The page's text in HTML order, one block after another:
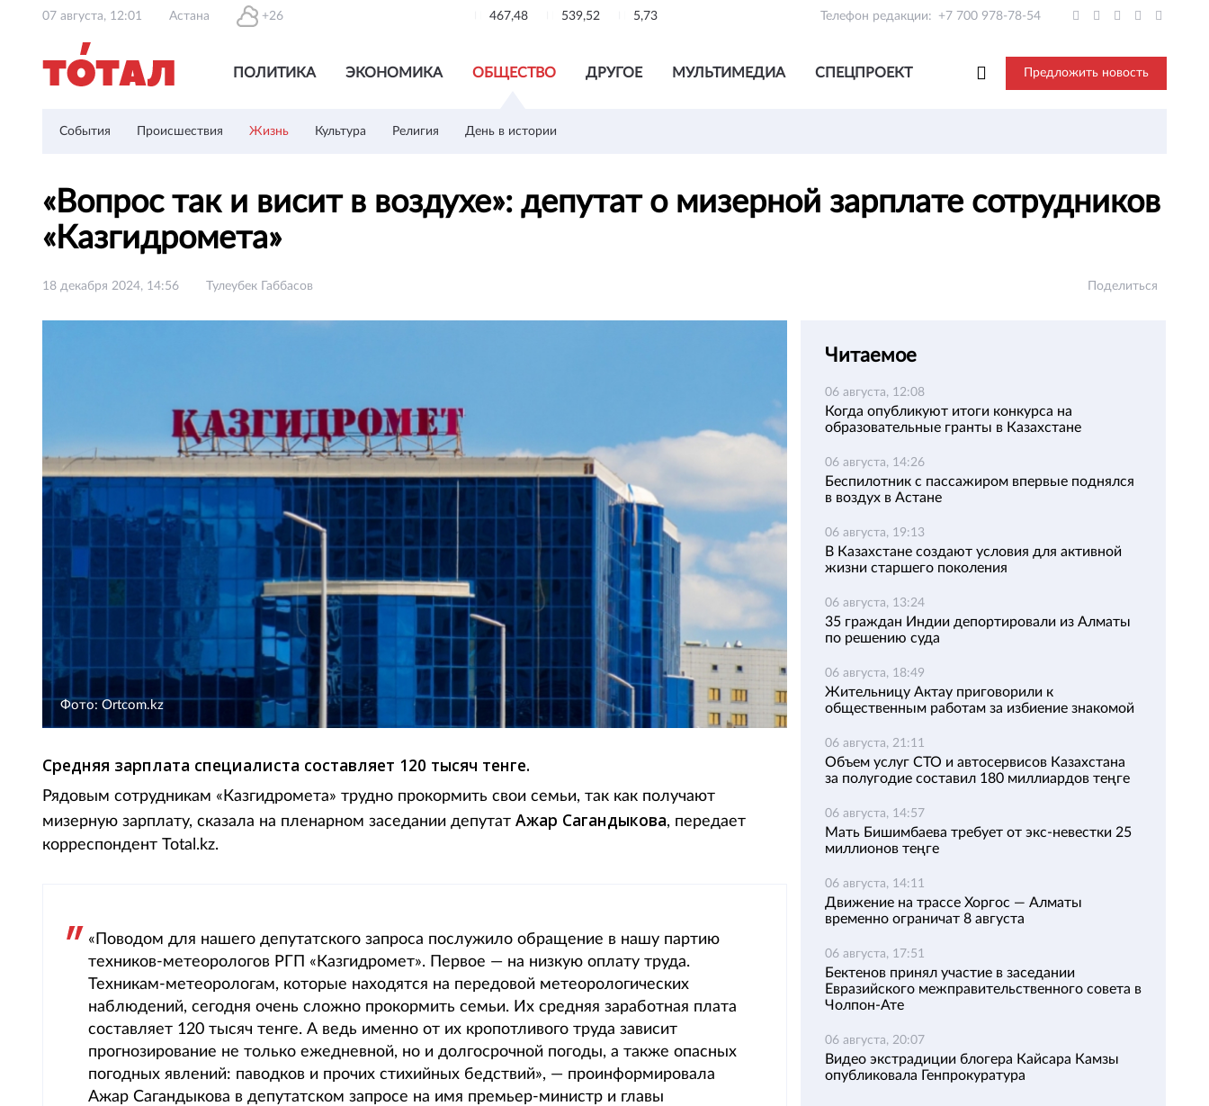
07 августа, 12:01 Астана +26 467,48 539,52 5,73 Телефон редакции: +7 700 978-78-54
ПОЛИТИКА ЭКОНОМИКА ОБЩЕСТВО ДРУГОЕ МУЛЬТИМЕДИА СПЕЦПРОЕКТ Предложить новость
События Происшествия Жизнь Культура Религия День в истории
«Вопрос так и висит в воздухе»: депутат о мизерной зарплате сотрудников
«Казгидромета»
18 декабря 2024, 14:56 Тулеубек Габбасов Поделиться
Фото: Ortcom.kz
Средняя зарплата специалиста составляет 120 тысяч тенге.
Рядовым сотрудникам «Казгидромета» трудно прокормить свои семьи, так как получают
мизерную зарплату, сказала на пленарном заседании депутат Ажар Сагандыкова, передает
корреспондент Total.kz.
«Поводом для нашего депутатского запроса послужило обращение в нашу партию
техников-метеорологов РГП «Казгидромет». Первое — на низкую оплату труда.
Техникам-метеорологам, которые находятся на передовой метеорологических
наблюдений, сегодня очень сложно прокормить семьи. Их средняя заработная плата
составляет 120 тысяч тенге. А ведь именно от их кропотливого труда зависит
прогнозирование не только ежедневной, но и долгосрочной погоды, а также опасных
погодных явлений: паводков и прочих стихийных бедствий», — проинформировала
Ажар Сагандыкова в депутатском запросе на имя премьер-министр и главы
Читаемое
06 августа, 12:08
Когда опубликуют итоги конкурса на
образовательные гранты в Казахстане
06 августа, 14:26
Беспилотник с пассажиром впервые поднялся
в воздух в Астане
06 августа, 19:13
В Казахстане создают условия для активной
жизни старшего поколения
06 августа, 13:24
35 граждан Индии депортировали из Алматы
по решению суда
06 августа, 18:49
Жительницу Актау приговорили к
общественным работам за избиение знакомой
06 августа, 21:11
Объем услуг СТО и автосервисов Казахстана
за полугодие составил 180 миллиардов теңге
06 августа, 14:57
Мать Бишимбаева требует от экс-невестки 25
миллионов теңге
06 августа, 14:11
Движение на трассе Хоргос — Алматы
временно ограничат 8 августа
06 августа, 17:51
Бектенов принял участие в заседании
Евразийского межправительственного совета в
Чолпон-Ате
06 августа, 20:07
Видео экстрадиции блогера Кайсара Камзы
опубликовала Генпрокуратура